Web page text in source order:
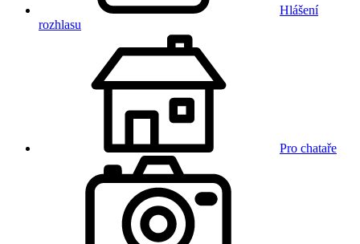
Hlášení
rozhlasu
Pro chataře